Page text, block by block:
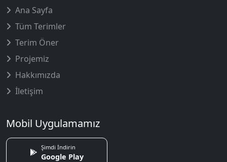
Ana Sayfa
Tüm Terimler
Terim Öner
Projemiz
Hakkımızda
İletişim
Mobil Uygulamamız
Şimdi İndirin
Google Play